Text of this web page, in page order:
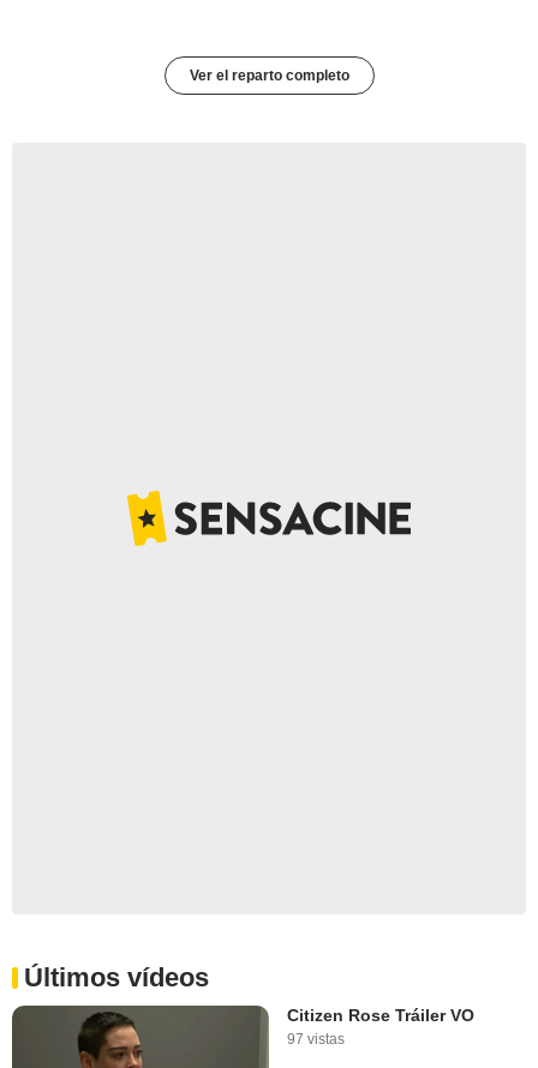
Ver el reparto completo
Últimos vídeos
Citizen Rose Tráiler VO
97 vistas